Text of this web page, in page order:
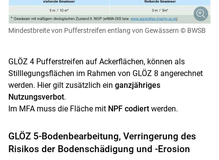
Skip to main content
Mindestbreite von Pufferstreifen entlang von Gewässern © BWSB
GLÖZ 4 Pufferstreifen auf Ackerflächen, können als
Stilllegungsflächen im Rahmen von GLÖZ 8 angerechnet
werden. Hier gilt zusätzlich ein ganzjähriges
Nutzungsverbot.
Im MFA muss die Fläche mit NPF codiertwerden.
GLÖZ 5-Bodenbearbeitung, Verringerung des
Risikos der Bodenschädigung und -Erosion